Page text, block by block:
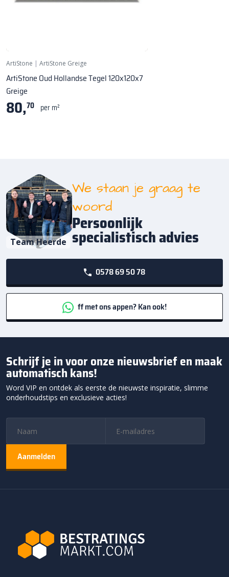
ArtiStone | ArtiStone Greige
ArtiStone Oud Hollandse Tegel 120x120x7
Greige
80,70 per m²
Team Heerde
We staan je graag te
woord
Persoonlijk
specialistisch advies
0578 69 50 78
ff met ons appen? Kan ook!
Schrijf je in voor onze nieuwsbrief en maak
automatisch kans!
Word VIP en ontdek als eerste de nieuwste inspiratie, slimme
onderhoudstips en exclusieve acties!